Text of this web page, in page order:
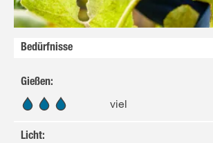
Bedürfnisse
Gießen:
viel
Licht: